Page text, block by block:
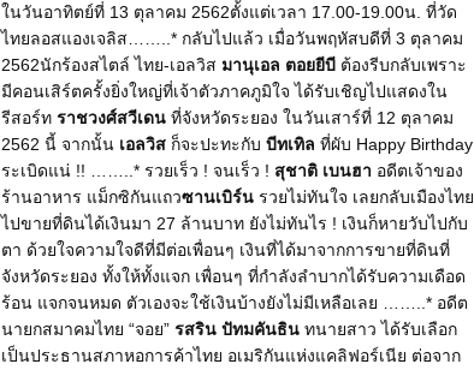
ในวันอาทิตย์ที่ 13 ตุลาคม 2562ตั้งแต่เวลา 17.00-19.00น. ที่วัด
ไทยลอสแองเจลิส……..* กลับไปแล้ว เมื่อวันพฤหัสบดีที่ 3 ตุลาคม
2562นักร้องสไตล์ ไทย-เอลวิส มานุเอล ตอยยีบี ต้องรีบกลับเพราะ
มีคอนเสิร์ตครั้งยิ่งใหญ่ที่เจ้าตัวภาคภูมิใจ ได้รับเชิญไปแสดงใน
รีสอร์ท ราชวงศ์สวีเดน ที่จังหวัดระยอง ในวันเสาร์ที่ 12 ตุลาคม
2562 นี้ จากนั้น เอลวิส ก็จะปะทะกับ บีทเทิล ที่ผับ Happy Birthday
ระเบิดแน่ !! ……..* รวยเร็ว ! จนเร็ว ! สุชาติ เบนฮา อดีตเจ้าของ
ร้านอาหาร แม็กซิกันแถวซานเบิร์น รวยไม่ทันใจ เลยกลับเมืองไทย
ไปขายที่ดินได้เงินมา 27 ล้านบาท ยังไม่ทันไร ! เงินก็หายวับไปกับ
ตา ด้วยใจความใจดีที่มีต่อเพื่อนๆ เงินที่ได้มาจากการขายที่ดินที่
จังหวัดระยอง ทั้งให้ทั้งแจก เพื่อนๆ ที่กำลังลำบากได้รับความเดือด
ร้อน แจกจนหมด ตัวเองจะใช้เงินบ้างยังไม่มีเหลือเลย ……..* อดีต
นายกสมาคมไทย “จอย” รสริน ปัทมคันธิน ทนายสาว ได้รับเลือก
เป็นประธานสภาหอการค้าไทย อเมริกันแห่งแคลิฟอร์เนีย ต่อจาก